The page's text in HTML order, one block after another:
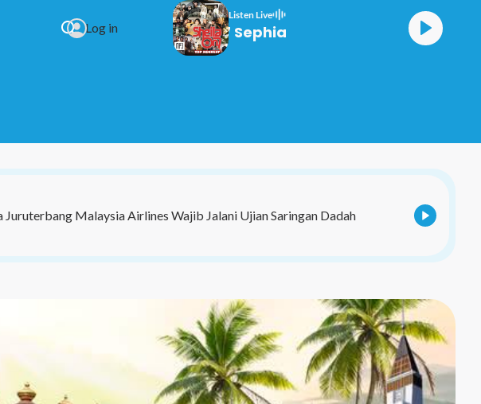
Log in
Listen Live
Sheila On 7 Sephia
Bagi Kes
Juruterbang Malaysia Airlines Wajib Jalani Ujian Saringan Dadah